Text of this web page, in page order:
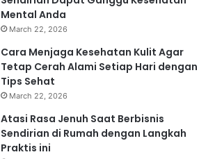
Mental Anda
March 22, 2026
Cara Menjaga Kesehatan Kulit Agar
Tetap Cerah Alami Setiap Hari dengan
Tips Sehat
March 22, 2026
Atasi Rasa Jenuh Saat Berbisnis
Sendirian di Rumah dengan Langkah
Praktis ini